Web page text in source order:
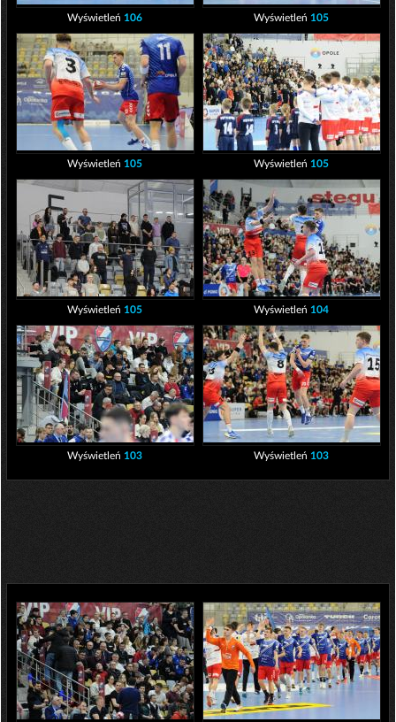
Wyświetleń 106 Wyświetleń 105
Wyświetleń 105 Wyświetleń 105
Wyświetleń 105 Wyświetleń 104
Wyświetleń 103 Wyświetleń 103